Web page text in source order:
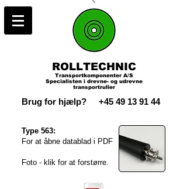
ROLLTECHNIC
Transportkomponenter A/S
Specialisten i drevne- og udrevne
transportruller
Brug for hjælp? +45 49 13 91 44
Type 563:
For at åbne datablad i PDF
Foto - klik for at forstørre.